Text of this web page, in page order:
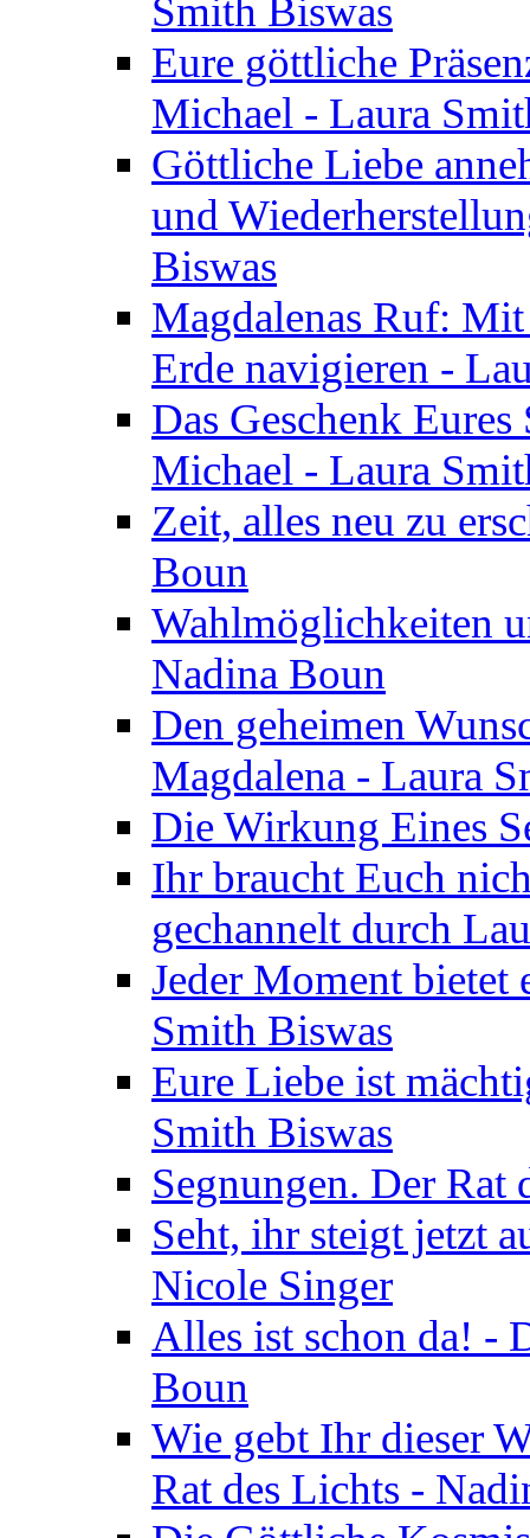
Smith Biswas
Eure göttliche
Michael - Laura
Göttliche Liebe
und
Biswas
Magdalenas Ruf:
Erde navigieren -
Das Geschenk
Michael - Laura
Zeit, alles neu zu
Boun
Wahlmöglichkeiten
Nadina Boun
Den geheimen
Magdalena - Laura
Die Wirkung Eines
Ihr braucht Euch
gechannelt durch
Jeder Moment bietet
Smith Biswas
Eure Liebe ist
Smith Biswas
Segnungen. Der
Seht, ihr steigt jetzt
Nicole Singer
Alles ist schon da! -
Boun
Wie gebt Ihr dieser
Rat des Lichts -